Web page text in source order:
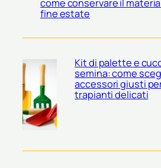
come conservare il
fine estate
Kit di palette e
semina: come
accessori giusti
trapianti delicati